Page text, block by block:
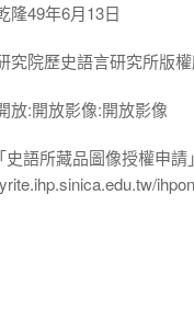
隆49年6月13日
究院歷史語言研究所版
放:開放影像:開放影像
語所藏品圖像授權申請